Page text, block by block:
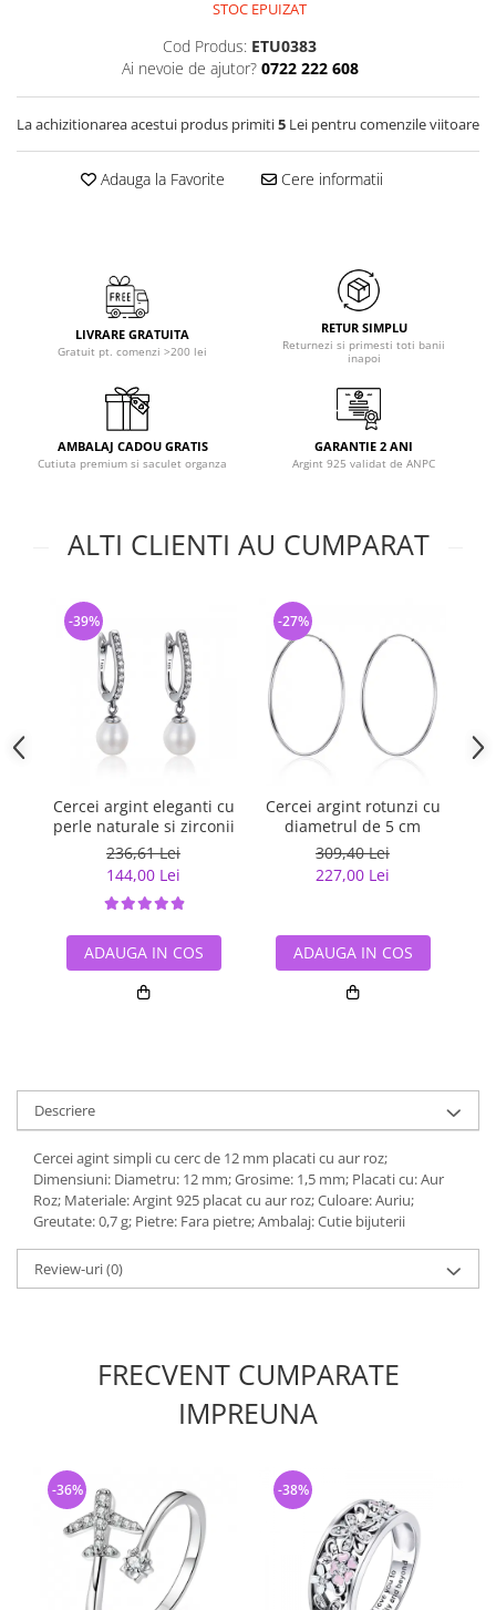
STOC EPUIZAT
Cod Produs: ETU0383
Ai nevoie de ajutor? 0722 222 608
La achizitionarea acestui produs primiti5 Lei pentru comenzile viitoare
Adauga la Favorite Cere informatii
LIVRARE GRATUITA
Gratuit pt. comenzi >200 lei
RETUR SIMPLU
Returnezi si primesti toti banii
inapoi
AMBALAJ CADOU GRATIS
Cutiuta premium si saculet organza
GARANTIE 2 ANI
Argint 925 validat de ANPC
ALTI CLIENTI AU CUMPARAT
Cercei argint eleganti cu
perle naturale si zirconii
236,61 Lei
144,00 Lei
-39%
ADAUGA IN COS
Cercei argint rotunzi cu
diametrul de 5 cm
309,40 Lei
227,00 Lei
-27%
ADAUGA IN COS
Descriere
Cercei agint simpli cu cerc de 12 mm placati cu aur roz;
Dimensiuni: Diametru: 12 mm; Grosime: 1,5 mm; Placati cu: Aur
Roz; Materiale: Argint 925 placat cu aur roz; Culoare: Auriu;
Greutate: 0,7 g; Pietre: Fara pietre; Ambalaj: Cutie bijuterii
Review-uri(0)
FRECVENT CUMPARATE
IMPREUNA
-36% -38%